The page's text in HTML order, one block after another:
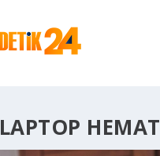
LAPTOP HEMAT